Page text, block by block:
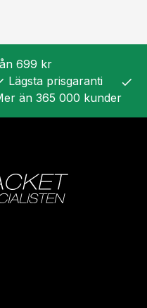
699 kr
Lägsta prisgaranti check
än 365 000 kunder